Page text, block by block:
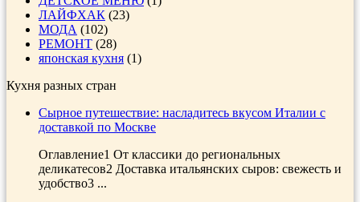
ЛАЙФХАК (23)
МОДА (102)
РЕМОНТ (28)
японская кухня (1)
Кухня разных стран
Сырное путешествие: насладитесь вкусом Италии с
доставкой по Москве
Оглавление1 От классики до региональных
деликатесов2 Доставка итальянских сыров: свежесть и
удобство3 ...